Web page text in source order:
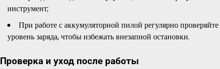
инструмент;
При работе с аккумуляторной пилой регулярно проверяйте
уровень заряда, чтобы избежать внезапной остановки.
Проверка и уход после работы